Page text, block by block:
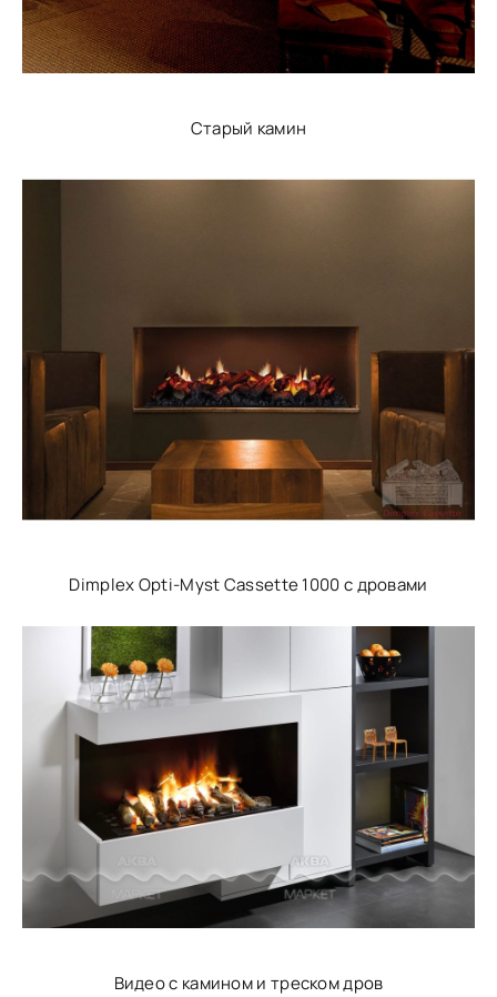
Старый камин
Dimplex Opti-Myst Cassette 1000 с дровами
Видео с камином и треском дров